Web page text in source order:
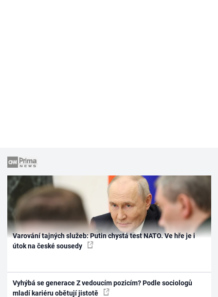
Varování tajných služeb: Putin chystá test NATO. Ve hře je i
útok na české sousedy
Vyhýbá se generace Z vedoucím pozicím? Podle sociologů
mladí kariéru obětují jistotě